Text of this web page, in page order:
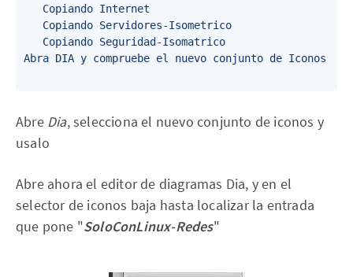
   Copiando Internet
   Copiando Servidores-Isometrico
   Copiando Seguridad-Isomatrico
Abra DIA y compruebe el nuevo conjunto de Iconos
Abre Dia, selecciona el nuevo conjunto de iconos y
usalo
Abre ahora el editor de diagramas Dia, y en el
selector de iconos baja hasta localizar la entrada
que pone "SoloConLinux-Redes"